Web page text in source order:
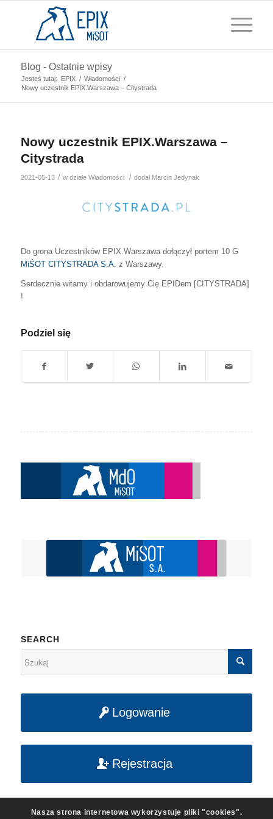
Blog - Ostatnie wpisy
Jesteś tutaj: EPIX / Wiadomości /
Nowy uczestnik EPIX.Warszawa – Citystrada
Nowy uczestnik EPIX.Warszawa –
Citystrada
2021-05-13 / w dziale Wiadomości / dodał Marcin Jedynak
Do grona Uczestników EPIX.Warszawa dołączył portem 10 G
MiŚOT CITYSTRADA S.A. z Warszawy.
Serdecznie witamy i obdarowujemy Cię EPIDem [CITYSTRADA]
!
Podziel się
SEARCH
Logowanie
Rejestracja
Nasza strona internetowa wykorzystuje pliki "cookies".